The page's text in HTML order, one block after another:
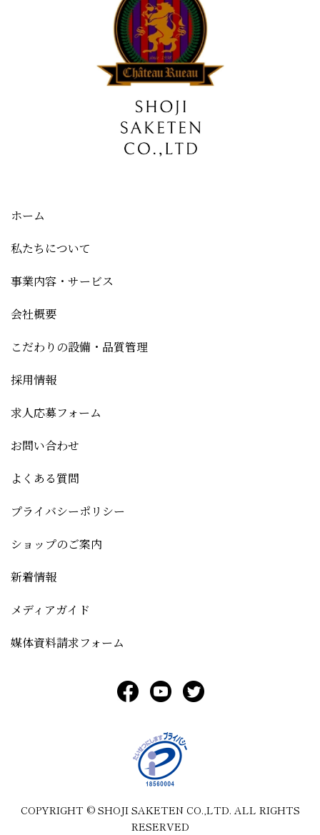
ホーム
私たちについて
事業内容・サービス
会社概要
こだわりの設備・品質管理
採用情報
求人応募フォーム
お問い合わせ
よくある質問
プライバシーポリシー
ショップのご案内
新着情報
メディアガイド
媒体資料請求フォーム
COPYRIGHT © SHOJI SAKETEN CO.,LTD. ALL RIGHTS
RESERVED